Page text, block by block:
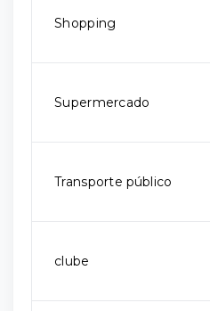
Shopping
Supermercado
Transporte público
clube